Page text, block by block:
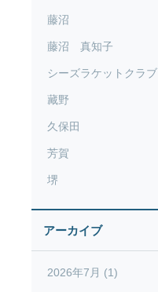
藤沼
藤沼 真知子
シーズラケットクラブ
藏野
久保田
芳賀
堺
アーカイブ
2026年7月 (1)